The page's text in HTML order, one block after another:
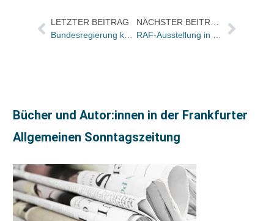
LETZTER BEITRAG
Bundesregierung kooperiert mit Börsenverein im Einsteinjahr: Leitfaden und Veranstaltungsübersicht für Sortimenter
Bücher und Autor:innen in der Frankfurter
Allgemeinen Sonntagszeitung